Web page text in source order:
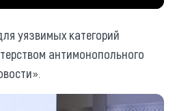
уязвимых категорий
антимонопольного